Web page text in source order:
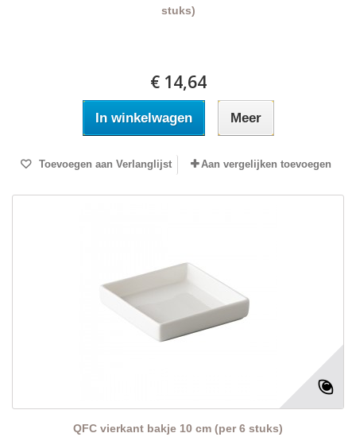
stuks)
€ 14,64
In winkelwagen Meer
Toevoegen aan Verlanglijst Aan vergelijken toevoegen
QFC vierkant bakje 10 cm (per 6 stuks)